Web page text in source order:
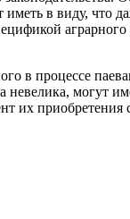
в виду, что
в процессе
могут
их приобретения